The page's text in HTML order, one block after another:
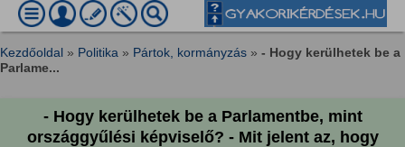
Kezdőoldal » Politika » Pártok, kormányzás » - Hogy kerülhetek be a
Parlame...
- Hogy kerülhetek be a Parlamentbe, mint
országgyűlési képviselő? - Mit jelent az, hogy